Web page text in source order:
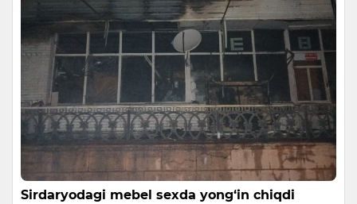
Sirdaryodagi mebel sexda yong‘in chiqdi